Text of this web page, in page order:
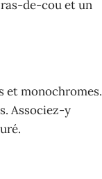
de-cou et un
et monochromes.
Associez-y